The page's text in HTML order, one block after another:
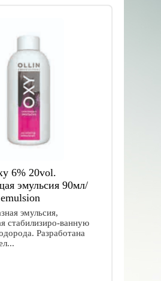
6% 20vol.
эмульсия 90мл/
эмульсия,
стабилизиро-ванную
Разработана